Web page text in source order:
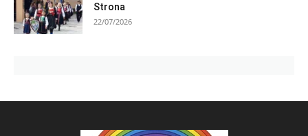
Strona
22/07/2026